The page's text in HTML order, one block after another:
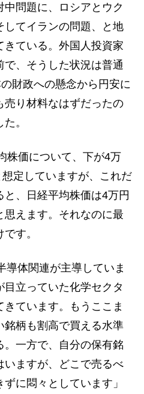
問題に、ロシアとウク
してイランの問題、と地
ている。外国人投資家
、そうした状況は普通
財政への懸念から円安に
売り材料なはずだったの
。
株価について、下が4万
定していますが、これだ
、日経平均株価は4万円
思えます。それなのに最
す。
体関連が主導していま
目立っていた化学セクタ
ています。もうここま
銘柄も割高で買える水準
。一方で、自分の保有銘
いますが、どこで売るべ
に悶々としています」